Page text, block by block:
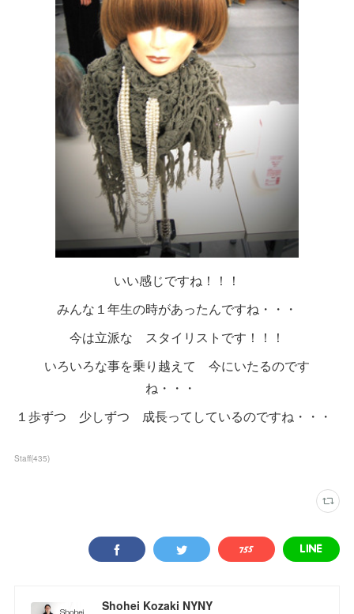
いい感じですね！！！
みんな１年生の時があったんですね・・・
今は立派な スタイリストです！！！
いろいろな事を乗り越えて 今にいたるのです
ね・・・
１歩ずつ 少しずつ 成長ってしているのですね・・・
Staff(435)
Shohei Kozaki NYNY